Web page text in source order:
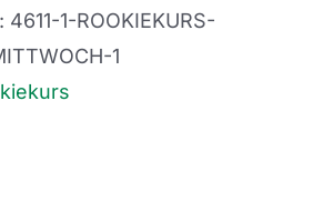
4611-1-ROOKIEKURS-
1